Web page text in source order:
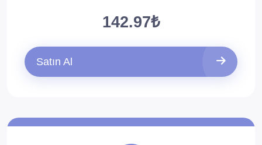
142.97₺
Satın Al